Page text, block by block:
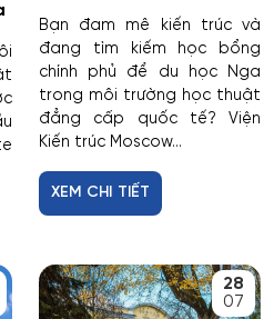
động giải trí
Bạn đam mê kiến trúc và
đang tìm kiếm học bổng
chính phủ để du học Nga
trong môi trường học thuật
đẳng cấp quốc tế? Viện
Kiến trúc Moscow...
XEM CHI TIẾT
28
07